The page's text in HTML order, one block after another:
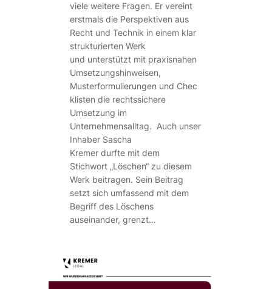
viele weitere Fragen. Er vereint
erstmals die Perspektiven aus
Recht und Technik in einem klar
strukturierten Werk
und unterstützt mit praxisnahen
Umsetzungshinweisen,
Musterformulierungen und Chec
klisten die rechtssichere
Umsetzung im
Unternehmensalltag. Auch unser
Inhaber Sascha
Kremer durfte mit dem
Stichwort „Löschen“ zu diesem
Werk beitragen. Sein Beitrag
setzt sich umfassend mit dem
Begriff des Löschens
auseinander, grenzt…